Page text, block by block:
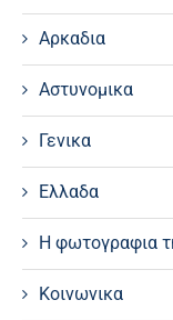
Αρκαδια
Αστυνομικα
Γενικα
Ελλαδα
Η φωτογραφια
Κοινωνικα